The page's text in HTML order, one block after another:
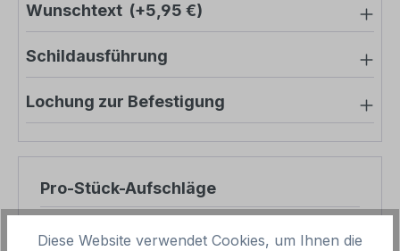
Wunschtext (+5,95 €)
Schildausführung
Lochung zur Befestigung
Pro-Stück-Aufschläge
Produktpreis
6,19 €
Diese Website verwendet Cookies, um Ihnen die